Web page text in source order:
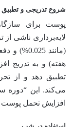
شروع تدریجی و
پوست برای
لایه‌برداری ناشی از
(مانند
هفته) و به تدریج
تطبیق دهد و از
می‌کند. این “دوره
افزایش تحمل